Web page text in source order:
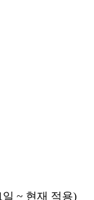
~ 현재 적용)